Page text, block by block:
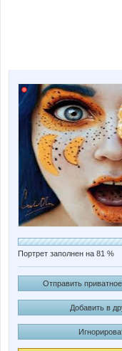
Портрет заполнен на 81 %
Отправить
Добавить в